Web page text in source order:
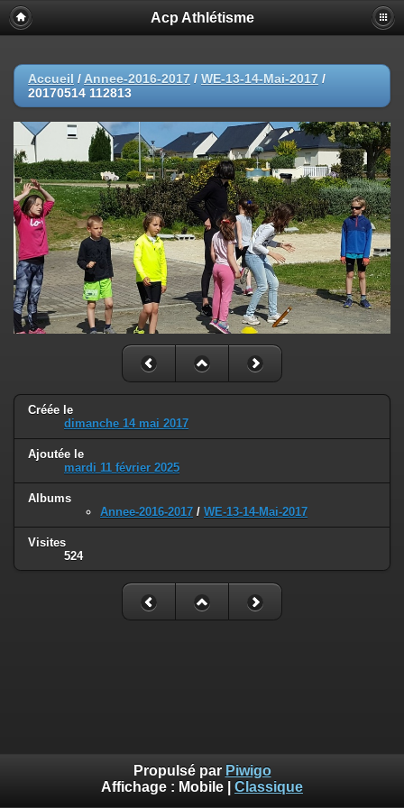
Acp Athlétisme
Accueil / Annee-2016-2017 / WE-13-14-Mai-2017 /
20170514 112813
Créée le
dimanche 14 mai 2017
Ajoutée le
mardi 11 février 2025
Albums
Annee-2016-2017 / WE-13-14-Mai-2017
Visites
524
Propulsé par Piwigo
Affichage : Mobile Classique